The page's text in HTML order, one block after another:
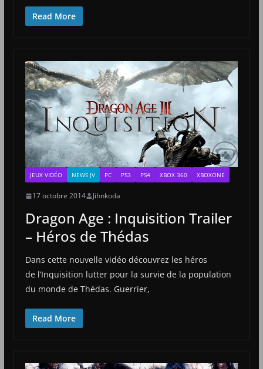
Read More
JEUX VIDÉO NEWS JV PC PS3 PS4 XBOX 360 XBOXONE
17 octobre 2014 Jihnkoda
Dragon Age : Inquisition Trailer
– Héros de Thédas
Dans cette nouvelle vidéo découvrez les héros
de l’Inquisition lutter pour la survie de la population
du monde de Thédas. Guerrier,
Read More